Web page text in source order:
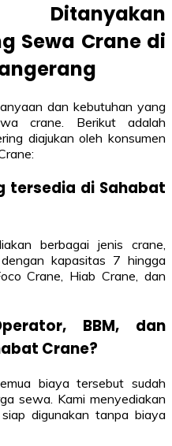
Sewa Crane di
dan kebutuhan yang
crane. Berikut adalah
diajukan oleh konsumen
tersedia di Sahabat
berbagai jenis crane,
kapasitas 7 hingga
Crane, Hiab Crane, dan
BBM, dan
Crane?
biaya tersebut sudah
sewa. Kami menyediakan
digunakan tanpa biaya